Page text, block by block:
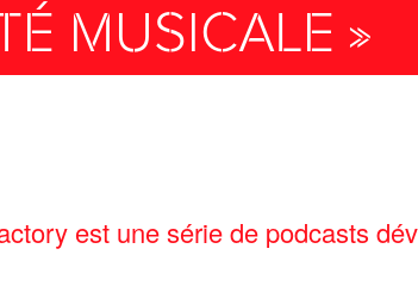
MUSICALE »
est une série de podcasts